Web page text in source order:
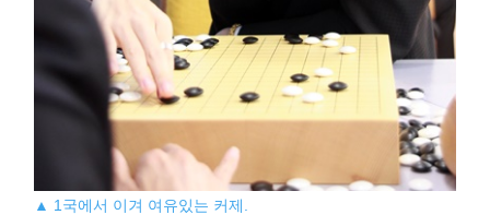
▲ 1국에서 이겨 여유있는 커제.